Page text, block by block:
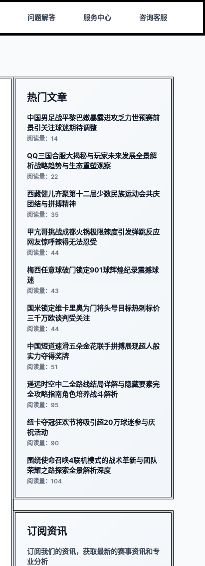
问题解答 服务中心 咨询客服
热门文章
中国男足战平黎巴嫩暴露进攻乏力世预赛前
景引关注球迷期待调整
阅读量：14
QQ三国合服大揭秘与玩家未来发展全景解
析战略趋势与生态重塑观察
阅读量：22
西藏健儿齐聚第十二届少数民族运动会共庆
团结与拼搏精神
阅读量：35
甲亢哥挑战成都火锅极限辣度引发弹跳反应
网友惊呼辣得无法忍受
阅读量：44
梅西任意球破门锁定901球辉煌纪录震撼球
迷
阅读量：43
国米锁定维卡里奥为门将头号目标热刺标价
三千万欧谈判受关注
阅读量：44
中国短道速滑五朵金花联手拼搏展现超人般
实力夺得奖牌
阅读量：51
遥远时空中二全路线结局详解与隐藏要素完
全攻略指南角色培养战斗解析
阅读量：95
纽卡夺冠狂欢节将吸引超20万球迷参与庆
祝活动
阅读量：90
围绕使命召唤4联机模式的战术革新与团队
荣耀之路探索全景解析深度
阅读量：104
订阅资讯
订阅我们的资讯，获取最新的赛事资讯和专
业分析